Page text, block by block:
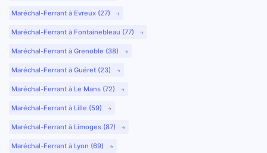
Maréchal-Ferrant à Evreux (27)
Maréchal-Ferrant à Fontainebleau (77)
Maréchal-Ferrant à Grenoble (38)
Maréchal-Ferrant à Guéret (23)
Maréchal-Ferrant à Le Mans (72)
Maréchal-Ferrant à Lille (59)
Maréchal-Ferrant à Limoges (87)
Maréchal-Ferrant à Lyon (69)